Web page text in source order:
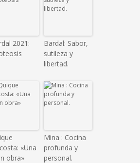
2021:
Bardal: Sabor,
sutileza y
libertad.
«Una
obra»
Mina : Cocina
profunda y
personal.